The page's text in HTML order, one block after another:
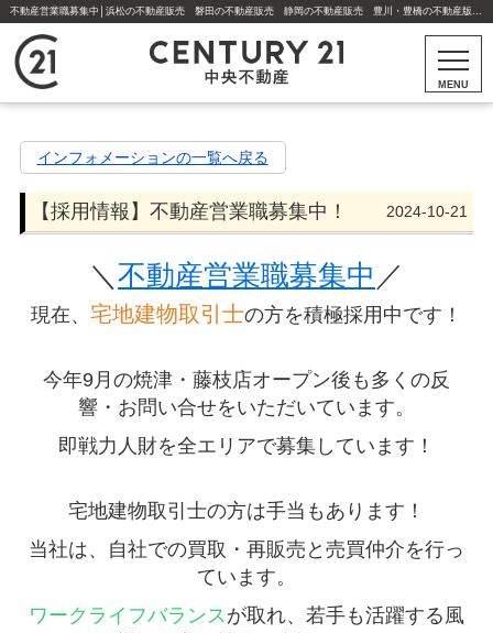
不動産営業職募集中│浜松の不動産販売 磐田の不動産販売 静岡の不動産販売 豊川・豊橋の不動産版売｜不動産の売買はセンチュリー21中央不動産にお任せください。【更新】【採用情報】不動産営業職募集中！ | 浜松市・磐田市・静岡市・焼津市・藤枝市・豊川市・豊橋市の不動産はセンチュリー21中央不動産
MENU
インフォメーションの一覧へ戻る
【採用情報】不動産営業職募集中！ 2024-10-21
＼ 不動産営業職募集中 ／
現在、 宅地建物取引士の方を積極採用中です！
今年9月の焼津・藤枝店オープン後も多くの反
響・お問い合せをいただいています。
即戦力人財を全エリアで募集しています！
宅地建物取引士の方は手当もあります！
当社は、自社での買取 ・ 再販売 と 売買仲介を行っ
ています。
ワークライフバランス が取れ、若手も活躍する風